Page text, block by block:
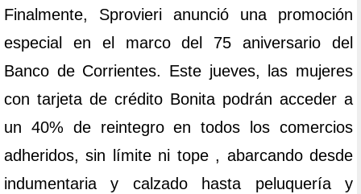
Finalmente, Sprovieri anunció una promoción
especial en el marco del 75 aniversario del
Banco de Corrientes. Este jueves, las mujeres
con tarjeta de crédito Bonita podrán acceder a
un 40% de reintegro en todos los comercios
adheridos, sin límite ni tope , abarcando desde
indumentaria y calzado hasta peluquería y